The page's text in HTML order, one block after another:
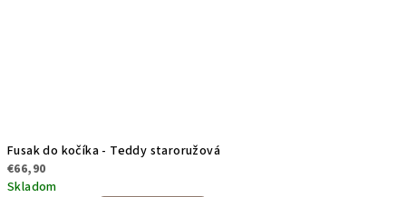
Fusak do kočíka - Teddy staroružová
€66,90
Skladom